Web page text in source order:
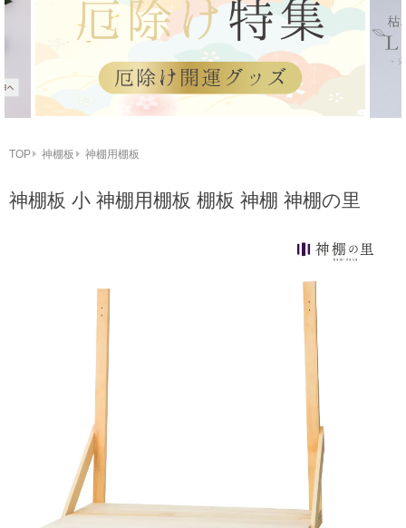
TOP 神棚板 神棚用棚板
神棚板 小 神棚用棚板 棚板 神棚 神棚の里